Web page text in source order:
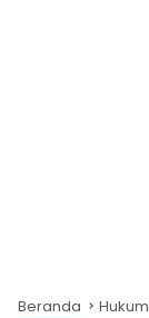
Beranda Hukum